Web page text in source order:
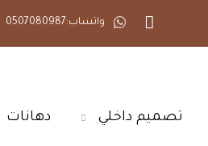
واتساب:0507080987
تصميم داخلي‎ دهانات‎